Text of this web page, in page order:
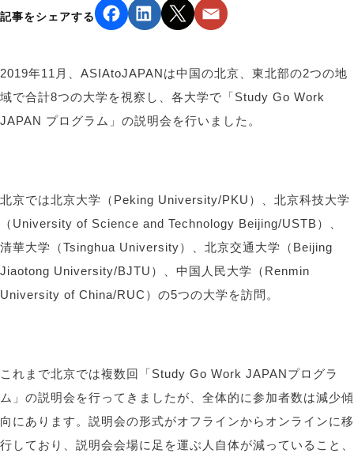
記事をシェアする
2019年11 月、 ASIAtoJAPANは中国の北京、東北部の2つの地
域で合計8つの大学を視察し、各大学で「Study Go Work
JAPAN プログラム」の説明会を行いました。
北京では北京大学（ Peking University/PKU ）、北京科技大学
（ University of Science and Technology Beijing/USTB）、
清華大学（Tsinghua University）、北京交通大学（ Beijing
Jiaotong University/BJTU ）、中国人民大学（ Renmin
University of China/RUC ）の5つの大学を訪問。
これまで北京では複数回「Study Go Work JAPANプログラ
ム」の説明会を行ってきましたが、全体的に参加者数は減少傾
向にあります。説明会の形式がオフラインからオンラインに移
行しており、説明会会場に足を運ぶ人自体が減っていること、